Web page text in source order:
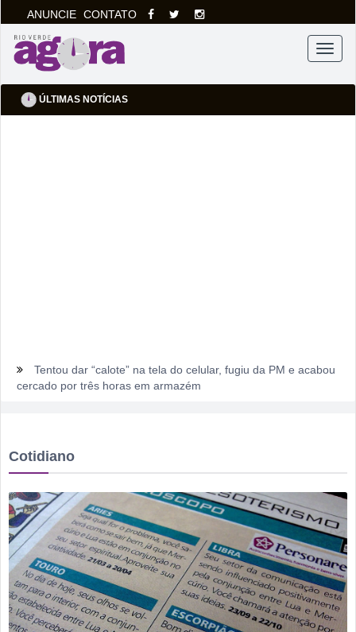
ANUNCIE CONTATO
Menu
ÚLTIMAS NOTÍCIAS
Tentou dar “calote” na tela do celular, fugiu da PM e acabou
cercado por três horas em armazém
Sábado pode sacudir a Divisão de Acesso e colocar pressão
Irmão é preso após mulher ser agredida com chutes e soco
na boca durante discussão dentro de casa
Homem é mantido em cárcere por dois dias, apanha, é
ameaçado com facas e pede socorro dentro de banco no
Centro
Rio Verde avança nos anos iniciais, mas Ensino Médio
Cotidiano